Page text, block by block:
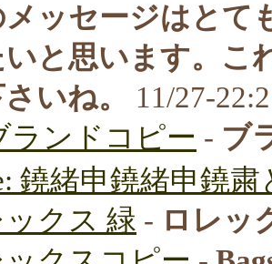
メッセージはとて
いと思います。こ
いね。
11/27-
ランドコピー - ブ
鐃緒申鐃緒申鐃
ックス 緑 - ロレッ